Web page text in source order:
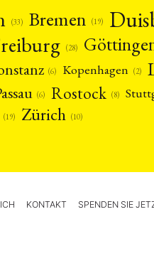
(33) Bremen (19)
(28)
(6) Kopenhagen (2)
(6) Rostock (8)
(19) Zürich (10)
KONTAKT SPENDEN SIE